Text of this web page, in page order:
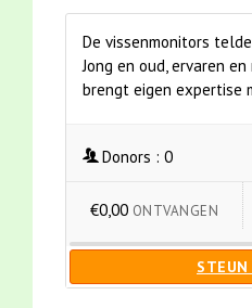
De vissenmonitors
Jong en oud, ervaren
brengt eigen expertise
Donors : 0
€0,00 ONTVANGEN